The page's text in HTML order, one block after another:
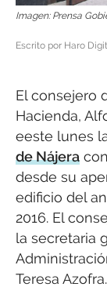
Imagen: Prensa
Escrito por Haro
El consejero
Hacienda,
eeste lunes
de Nájera
desde su
edificio del
2016. El
la secretaria
Teresa Azofra.